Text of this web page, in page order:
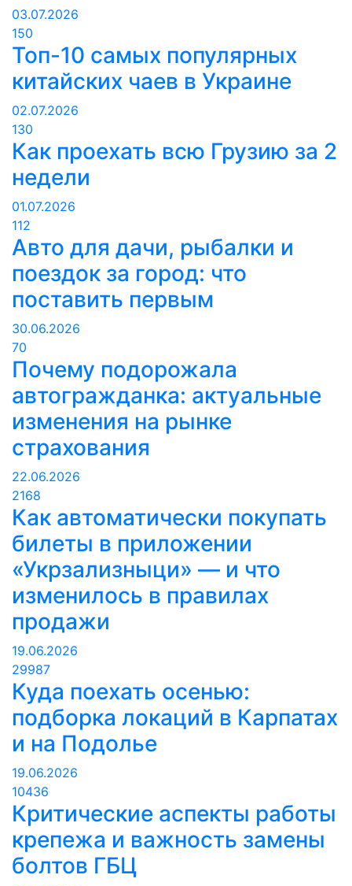
03.07.2026
150
Топ-10 самых популярных
китайских чаев в Украине
02.07.2026
130
Как проехать всю Грузию за 2
недели
01.07.2026
112
Авто для дачи, рыбалки и
поездок за город: что
поставить первым
30.06.2026
70
Почему подорожала
автогражданка: актуальные
изменения на рынке
страхования
22.06.2026
2168
Как автоматически покупать
билеты в приложении
«Укрзализныци» — и что
изменилось в правилах
продажи
19.06.2026
29987
Куда поехать осенью:
подборка локаций в Карпатах
и на Подолье
19.06.2026
10436
Критические аспекты работы
крепежа и важность замены
болтов ГБЦ